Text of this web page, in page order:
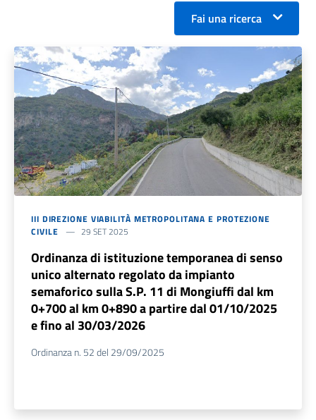
Fai una ricerca
III DIREZIONE VIABILITÀ METROPOLITANA E PROTEZIONE
CIVILE
29 SET 2025
Ordinanza di istituzione temporanea di senso
unico alternato regolato da impianto
semaforico sulla S.P. 11 di Mongiuffi dal km
0+700 al km 0+890 a partire dal 01/10/2025
e fino al 30/03/2026
Ordinanza n. 52 del 29/09/2025